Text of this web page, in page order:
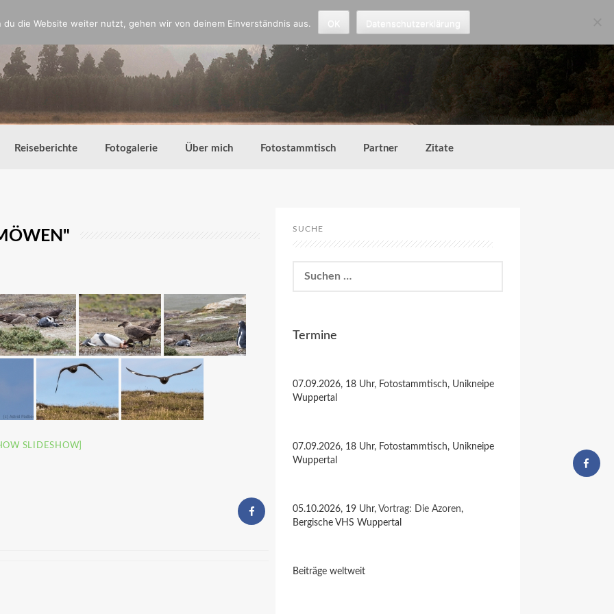
Reiseberichte Fotogalerie Über mich Fotostammtisch Partner Zitate
SLIDESHOW]
SUCHE
nach:
Termine
07.09.2026, 18 Uhr, Fotostammtisch, Unikneipe
Wuppertal
07.09.2026, 18 Uhr, Fotostammtisch, Unikneipe
Wuppertal
05.10.2026, 19 Uhr, Vortrag: Die Azoren,
Bergische VHS Wuppertal
Beiträge weltweit
die Website weiter nutzt, gehen wir von deinem Einverständnis aus.